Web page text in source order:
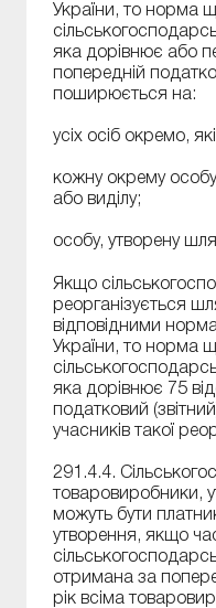
України, то норма
яка дорівнює або
попередній
поширюється на:
усіх осіб окремо,
кожну окрему
або виділу;
особу, утворену
Якщо
реорганізується
відповідними
України, то норма
яка дорівнює 75
податковий
учасників такої
291.4.4.
товаровиробники,
можуть бути
утворення, якщо
отримана за
рік всіма